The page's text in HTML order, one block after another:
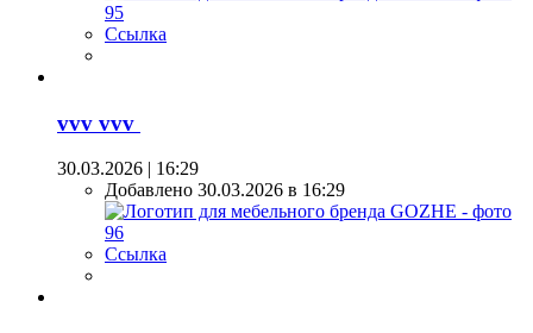
Ссылка
vvv vvv
30.03.2026 | 16:29
Добавлено 30.03.2026 в 16:29
Ссылка